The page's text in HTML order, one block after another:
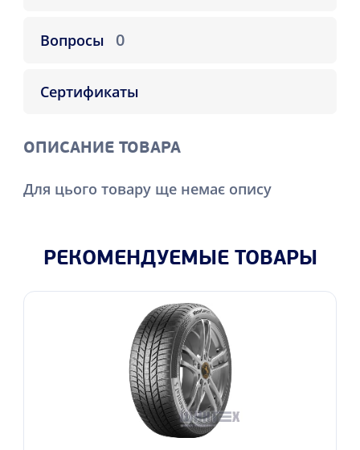
Вопросы 0
Сертификаты
ОПИСАНИЕ ТОВАРА
Для цього товару ще немає опису
РЕКОМЕНДУЕМЫЕ ТОВАРЫ